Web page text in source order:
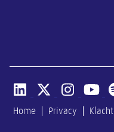
Open linkedin van SER
Open x-twitter
OpenOpen
Home Privacy